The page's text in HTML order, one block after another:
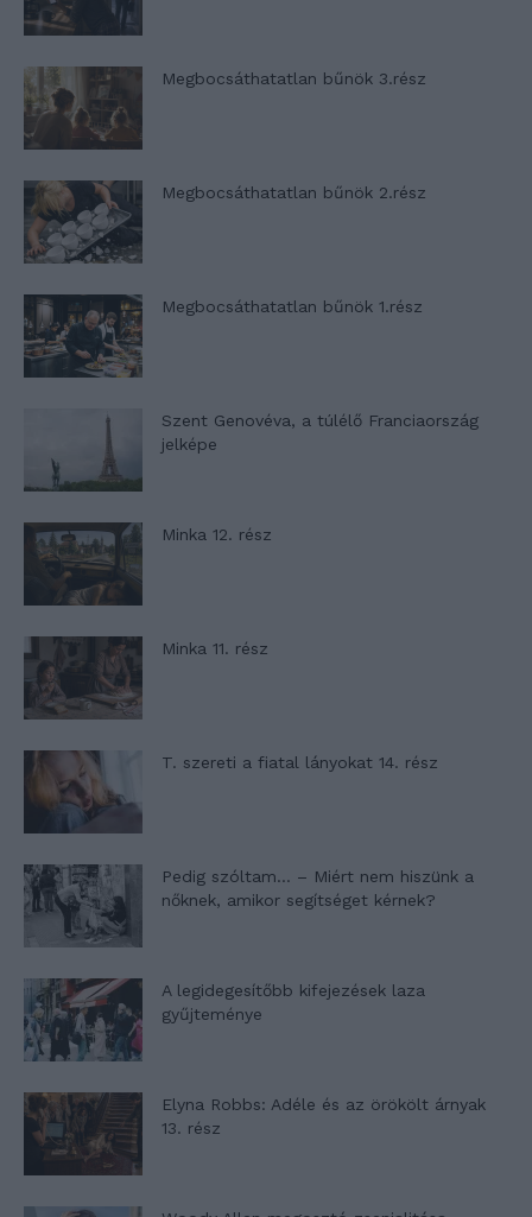
Megbocsáthatatlan bűnök 3.rész
Megbocsáthatatlan bűnök 2.rész
Megbocsáthatatlan bűnök 1.rész
Szent Genovéva, a túlélő Franciaország
jelképe
Minka 12. rész
Minka 11. rész
T. szereti a fiatal lányokat 14. rész
Pedig szóltam… – Miért nem hiszünk a
nőknek, amikor segítséget kérnek?
A legidegesítőbb kifejezések laza
gyűjteménye
Elyna Robbs: Adéle és az örökölt árnyak
13. rész